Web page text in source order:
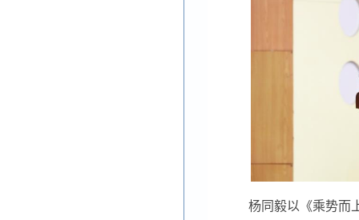
杨同毅以《乘势而